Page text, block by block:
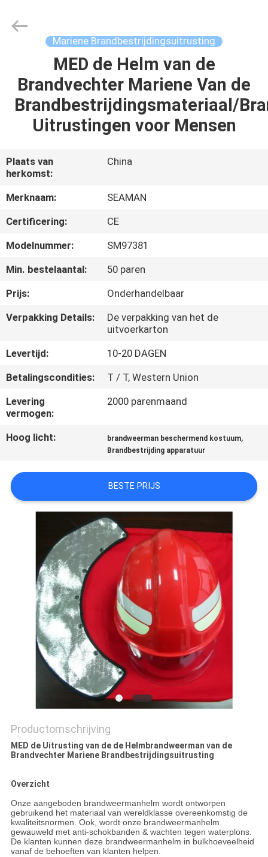
PRODUCTEN
ONGEVEER
ONS
FABRIEKSREIS
KWALITEITSCONTROLE
COMPANY
SITEMAP
PRIVACY
POLICY
Co.,Ltd..
Mariene Brandbestrijdingsuitrusting
MED de Helm van de
Brandvechter Mariene Van de
Brandbestrijdingsmateriaal/
Uitrustingen voor Mensen
Plaats van
herkomst:
China
Merknaam:
SEAMAN
Certificering:
CE
Modelnummer:
SM97381
Min. bestelaantal:
50 paren
Prijs:
Onderhandelbaar
Verpakking Details:
De verpakking van het de
uitvoerkarton
Levertijd:
10-20 DAGEN
Betalingscondities:
T / T, Western Union
Levering
vermogen:
2000 parenmaand
Hoog licht: brandweerman beschermend kostuum,
Brandbestrijding apparatuur
BESTE PRIJS
Productomschrijving
MED de Uitrusting van de de Helmbrandweerman van de
Brandvechter Mariene Brandbestrijdingsuitrusting
Overzicht
Onze aangeboden brandweermanhelm wordt ontworpen
gebruikend het materiaal van wereldklasse overeenkomstig de
kwaliteitsnormen. Ook, wordt onze brandweermanhelm
gewauweld met anti-schokbanden & wachten tegen waterplons.
De klanten kunnen deze brandweermanhelm in bulkhoeveelheid
vanaf de behoeften van klanten helpen.